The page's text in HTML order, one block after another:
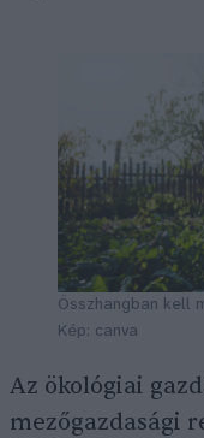
Összhangban kell
Kép: canva
Az ökológiai
mezőgazdasági